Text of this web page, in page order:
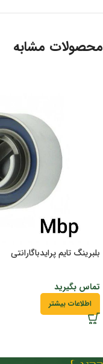
محصولات مشابه
بلبرینگ تایم پرایدباگارانتی
تماس بگیرید
اطلاعات بیشتر